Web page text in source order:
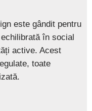
este gândit pentru
în social
active. Acest
toate